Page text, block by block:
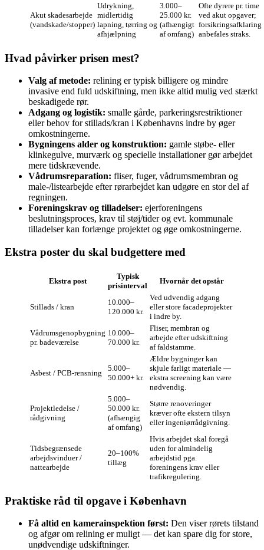
Akut skadesarbejde
(vandskade/stopper)
Udrykning,
midlertidig
lapning, tørring og
afhjælpning
3.000–
25.000 kr.
(afhængigt
af omfang)
Ofte dyrere pr. time
ved akut opgaver;
forsikringsafklaring
anbefales straks.
Hvad påvirker prisen mest?
Valg af metode: relining er typisk billigere og mindre
invasive end fuld udskiftning, men ikke altid mulig ved stærkt
beskadigede rør.
Adgang og logistik: smalle gårde, parkeringsrestriktioner
eller behov for stillads/kran i Københavns indre by øger
omkostningerne.
Bygningens alder og konstruktion: gamle støbe- eller
klinkegulve, murværk og specielle installationer gør arbejdet
mere tidskrævende.
Vådrumsreparation: fliser, fuger, vådrumsmembran og
male-/listearbejde efter rørarbejdet kan udgøre en stor del af
regningen.
Foreningskrav og tilladelser: ejerforeningens
beslutningsproces, krav til støj/tider og evt. kommunale
tilladelser kan forlænge projektet og øge omkostningerne.
Ekstra poster du skal budgettere med
Ekstra post
Typisk
prisinterval
Hvornår det opstår
Stillads / kran
10.000–
120.000 kr.
Ved udvendig adgang
eller store facadeprojekter
i indre by.
Vådrumsgenopbygning
pr. badeværelse
10.000–
70.000 kr.
Fliser, membran og
arbejde efter udskiftning
af faldstamme.
Asbest / PCB-rensning
5.000–
50.000+ kr.
Ældre bygninger kan
skjule farligt materiale —
ekstra screening kan være
nødvendig.
Projektledelse /
rådgivning
5.000–
50.000 kr.
(afhængig
af omfang)
Større renoveringer
kræver ofte ekstern tilsyn
eller ingeniørrådgivning.
Tidsbegrænsede
arbejdsvinduer /
nattearbejde
20–100%
tillæg
Hvis arbejdet skal foregå
uden for almindelig
arbejdstid pga.
foreningens krav eller
trafikregulering.
Praktiske råd til opgave i København
Få altid en kamerainspektion først: Den viser rørets tilstand
og afgør om relining er muligt — det kan spare dig for store,
unødvendige udskiftninger.